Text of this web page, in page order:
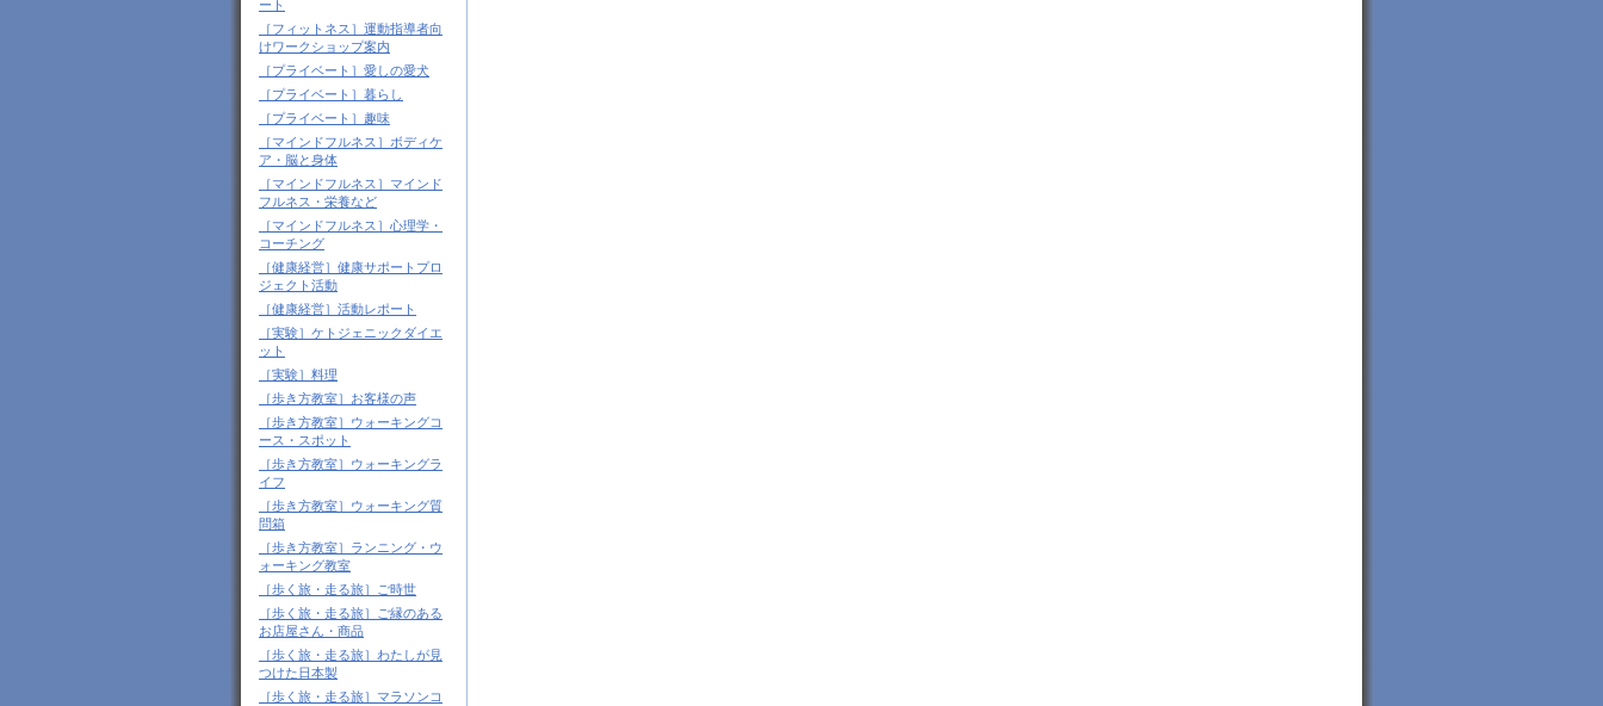
ート
［フィットネス］運動指導者向
けワークショップ案内
［プライベート］愛しの愛犬
［プライベート］暮らし
［プライベート］趣味
［マインドフルネス］ボディケ
ア・脳と身体
［マインドフルネス］マインド
フルネス・栄養など
［マインドフルネス］心理学・
コーチング
［健康経営］健康サポートプロ
ジェクト活動
［健康経営］活動レポート
［実験］ケトジェニックダイエ
ット
［実験］料理
［歩き方教室］お客様の声
［歩き方教室］ウォーキングコ
ース・スポット
［歩き方教室］ウォーキングラ
イフ
［歩き方教室］ウォーキング質
問箱
［歩き方教室］ランニング・ウ
ォーキング教室
［歩く旅・走る旅］ご時世
［歩く旅・走る旅］ご縁のある
お店屋さん・商品
［歩く旅・走る旅］わたしが見
つけた日本製
［歩く旅・走る旅］マラソンコ